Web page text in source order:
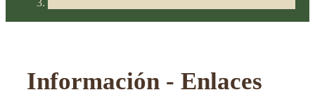
Información - Enlaces